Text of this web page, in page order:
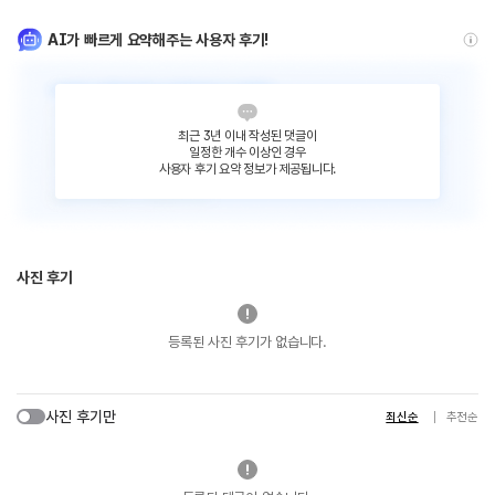
AI가 빠르게 요약해주는 사용자 후기!
최근 3년 이내 작성된 댓글이
일정한 개수 이상인 경우
사용자 후기 요약 정보가 제공됩니다.
사진 후기
등록된 사진 후기가 없습니다.
사진 후기만 최신순 추천순